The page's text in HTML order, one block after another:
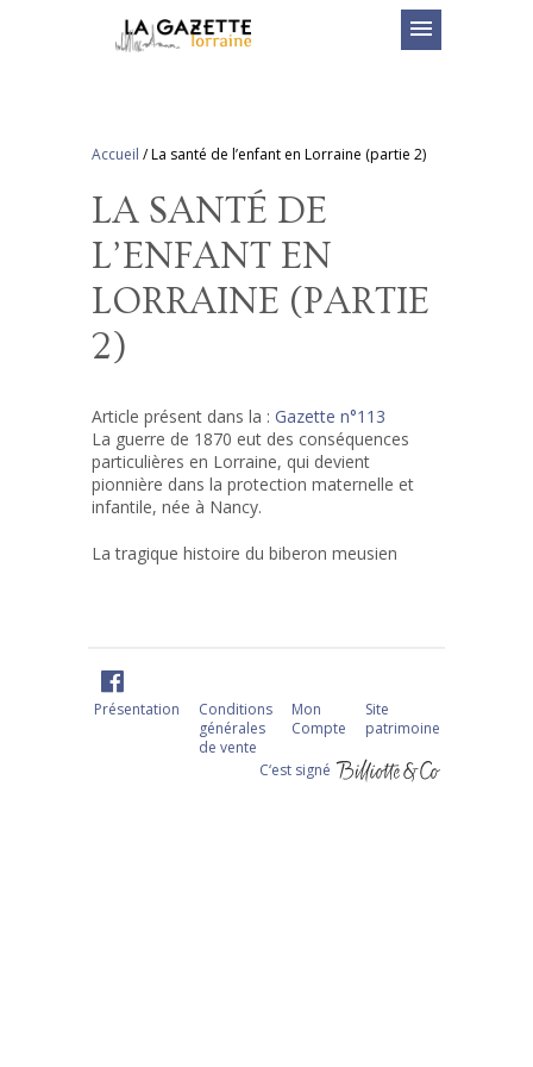
menu
Accueil /La santé de l’enfant en Lorraine (partie 2)
LA SANTÉ DE
L’ENFANT EN
LORRAINE (PARTIE
2)
Article présent dans la : Gazette n°113
La guerre de 1870 eut des conséquences
particulières en Lorraine, qui devient
pionnière dans la protection maternelle et
infantile, née à Nancy.
La tragique histoire du biberon meusien
Présentation
Conditions
générales
de vente
Mon
Compte
Site
patrimoine
C‘est signé